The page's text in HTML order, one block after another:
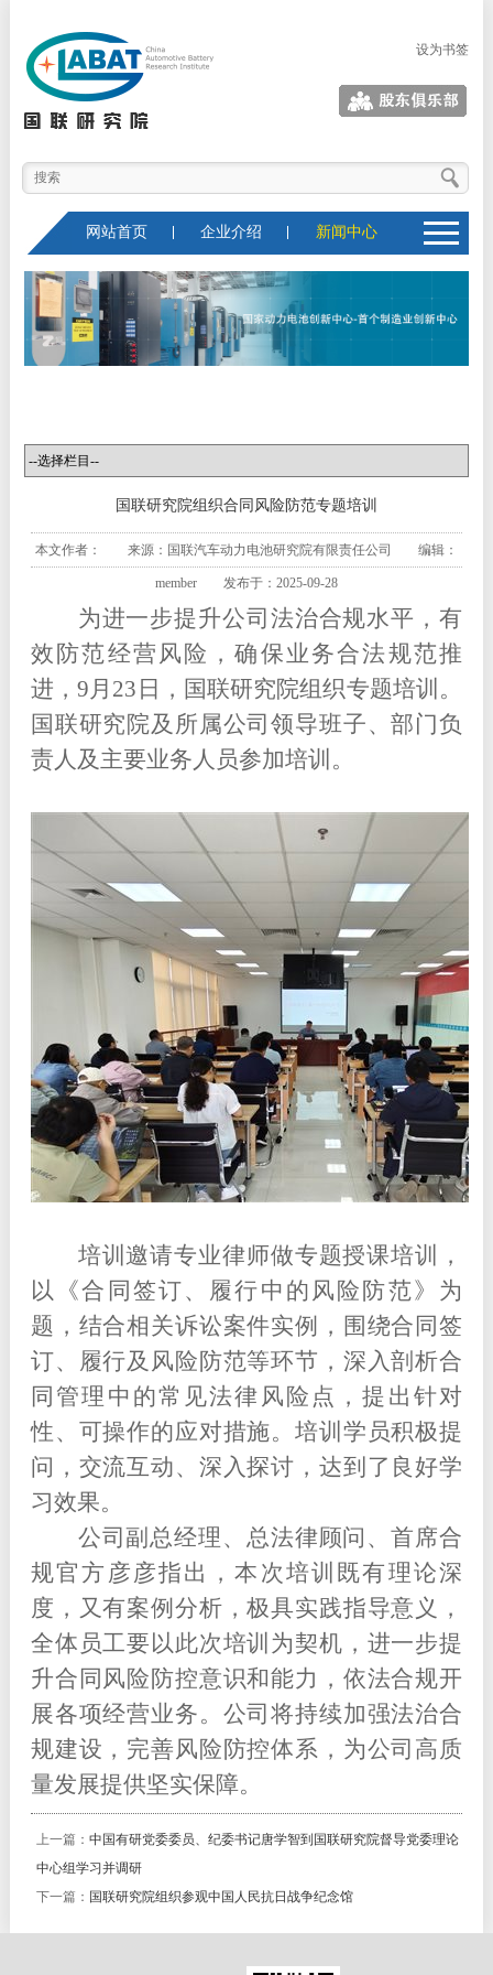
设为书签
股东俱乐部
网站首页 企业介绍 新闻中心
国联研究院组织合同风险防范专题培训
本文作者： 来源：国联汽车动力电池研究院有限责任公司 编辑：
member 发布于：2025-09-28
为进一步提升公司法治合规水平，有
效防范经营风险，确保业务合法规范推
进，9月23日，国联研究院组织专题培训。
国联研究院及所属公司领导班子、部门负
责人及主要业务人员参加培训。
培训邀请专业律师做专题授课培训，
以《合同签订、履行中的风险防范》为
题，结合相关诉讼案件实例，围绕合同签
订、履行及风险防范等环节，深入剖析合
同管理中的常见法律风险点，提出针对
性、可操作的应对措施。培训学员积极提
问，交流互动、深入探讨，达到了良好学
习效果。
公司副总经理、总法律顾问、首席合
规官方彦彦指出，本次培训既有理论深
度，又有案例分析，极具实践指导意义，
全体员工要以此次培训为契机，进一步提
升合同风险防控意识和能力，依法合规开
展各项经营业务。 公司将持续加强法治合
规建设，完善风险防控体系，为公司高质
量发展提供坚实保障。
上一篇： 中国有研党委委员、纪委书记唐学智到国联研究院督导党委理论
中心组学习并调研
下一篇： 国联研究院组织参观中国人民抗日战争纪念馆